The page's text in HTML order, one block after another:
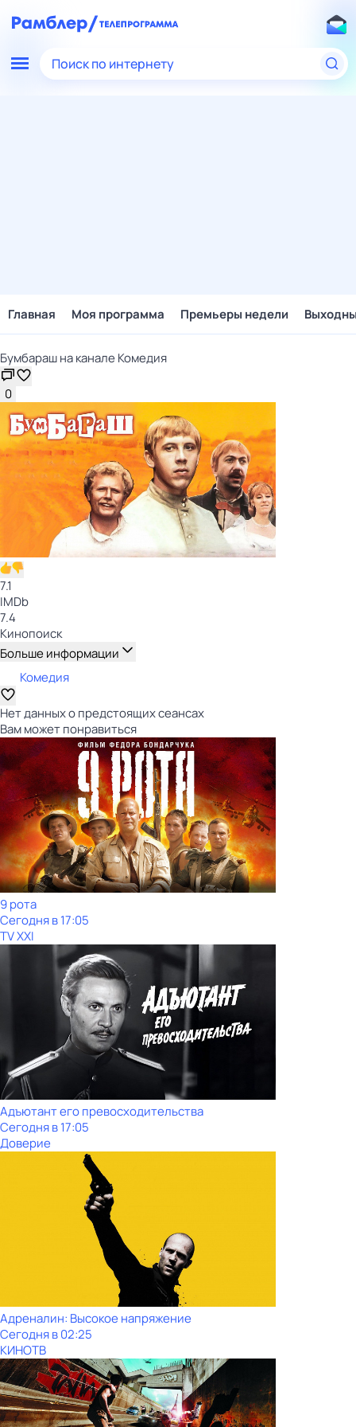
Поиск по интернету
Главная Моя программа Премьеры недели
Бумбараш на канале Комедия
0
7.1
IMDb
7.4
Кинопоиск
Больше информации
Комедия
Нет данных о предстоящих сеансах
Вам может понравиться
9 рота
Сегодня в 17:05
TV XXI
Адъютант его превосходительства
Сегодня в 17:05
Доверие
Адреналин: Высокое напряжение
Сегодня в 02:25
КИНОТВ